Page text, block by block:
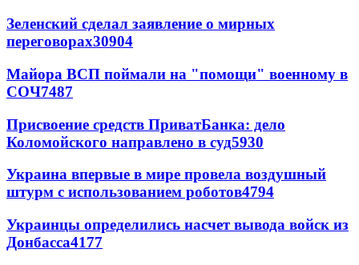
Зеленский сделал заявление о мирных
переговорах30904
Майора ВСП поймали на "помощи" военному в
СОЧ7487
Присвоение средств ПриватБанка: дело
Коломойского направлено в суд5930
Украина впервые в мире провела воздушный
штурм с использованием роботов4794
Украинцы определились насчет вывода войск из
Донбасса4177